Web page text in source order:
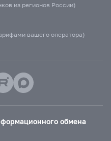
из регионов России)
вашего оператора)
обмена